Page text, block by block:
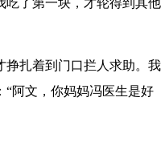
吃了第一块，才轮得到其他
挣扎着到门口拦人求助。我
阿文，你妈妈冯医生是好